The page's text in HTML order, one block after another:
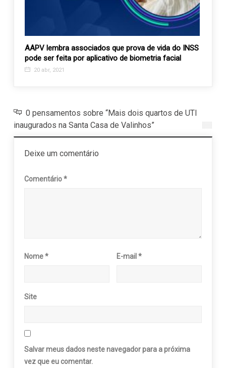
AAPV lembra associados que prova de vida do INSS
pode ser feita por aplicativo de biometria facial
20 abr, 2021
0 pensamentos sobre “Mais dois quartos de UTI
inaugurados na Santa Casa de Valinhos”
Deixe um comentário
Comentário*
Nome* E-mail*
Site
Salvar meus dados neste navegador para a próxima
vez que eu comentar.